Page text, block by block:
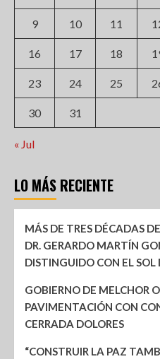
9 10 11
16 17 18
23 24 25
30 31
« Jul
LO MÁS RECIENTE
MÁS DE TRES DÉCADAS
DR. GERARDO MARTÍN
DISTINGUIDO CON EL SOL
GOBIERNO DE MELCHOR
PAVIMENTACIÓN CON
CERRADA DOLORES
“CONSTRUIR LA PAZ